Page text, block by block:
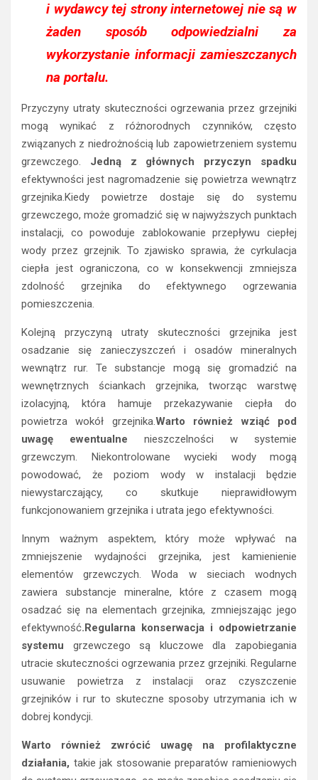
i wydawcy tej strony internetowej nie są w
żaden sposób odpowiedzialni za
wykorzystanie informacji zamieszczanych
na portalu.
Przyczyny utraty skuteczności ogrzewania przez grzejniki
mogą wynikać z różnorodnych czynników, często
związanych z niedrożnością lub zapowietrzeniem systemu
grzewczego. Jedną z głównych przyczyn spadku
efektywności jest nagromadzenie się powietrza wewnątrz
grzejnika.Kiedy powietrze dostaje się do systemu
grzewczego, może gromadzić się w najwyższych punktach
instalacji, co powoduje zablokowanie przepływu ciepłej
wody przez grzejnik. To zjawisko sprawia, że cyrkulacja
ciepła jest ograniczona, co w konsekwencji zmniejsza
zdolność grzejnika do efektywnego ogrzewania
pomieszczenia.
Kolejną przyczyną utraty skuteczności grzejnika jest
osadzanie się zanieczyszczeń i osadów mineralnych
wewnątrz rur. Te substancje mogą się gromadzić na
wewnętrznych ściankach grzejnika, tworząc warstwę
izolacyjną, która hamuje przekazywanie ciepła do
powietrza wokół grzejnika.Warto również wziąć pod
uwagę ewentualne nieszczelności w systemie
grzewczym. Niekontrolowane wycieki wody mogą
powodować, że poziom wody w instalacji będzie
niewystarczający, co skutkuje nieprawidłowym
funkcjonowaniem grzejnika i utrata jego efektywności.
Innym ważnym aspektem, który może wpływać na
zmniejszenie wydajności grzejnika, jest kamienienie
elementów grzewczych. Woda w sieciach wodnych
zawiera substancje mineralne, które z czasem mogą
osadzać się na elementach grzejnika, zmniejszając jego
efektywność.Regularna konserwacja i odpowietrzanie
systemu grzewczego są kluczowe dla zapobiegania
utracie skuteczności ogrzewania przez grzejniki. Regularne
usuwanie powietrza z instalacji oraz czyszczenie
grzejników i rur to skuteczne sposoby utrzymania ich w
dobrej kondycji.
Warto również zwrócić uwagę na profilaktyczne
działania, takie jak stosowanie preparatów ramieniowych